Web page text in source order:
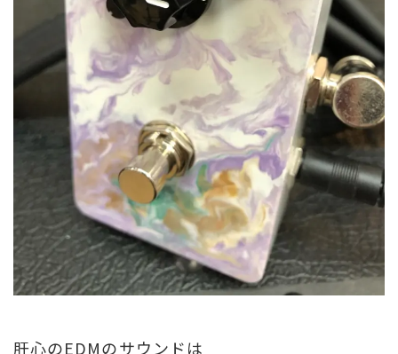
肝心のEDMのサウンドは